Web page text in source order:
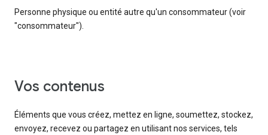
Personne physique ou entité autre qu'un consommateur (voir
"consommateur").
vos contenus
Éléments que vous créez, mettez en ligne, soumettez, stockez,
envoyez, recevez ou partagez en utilisant nos services, tels